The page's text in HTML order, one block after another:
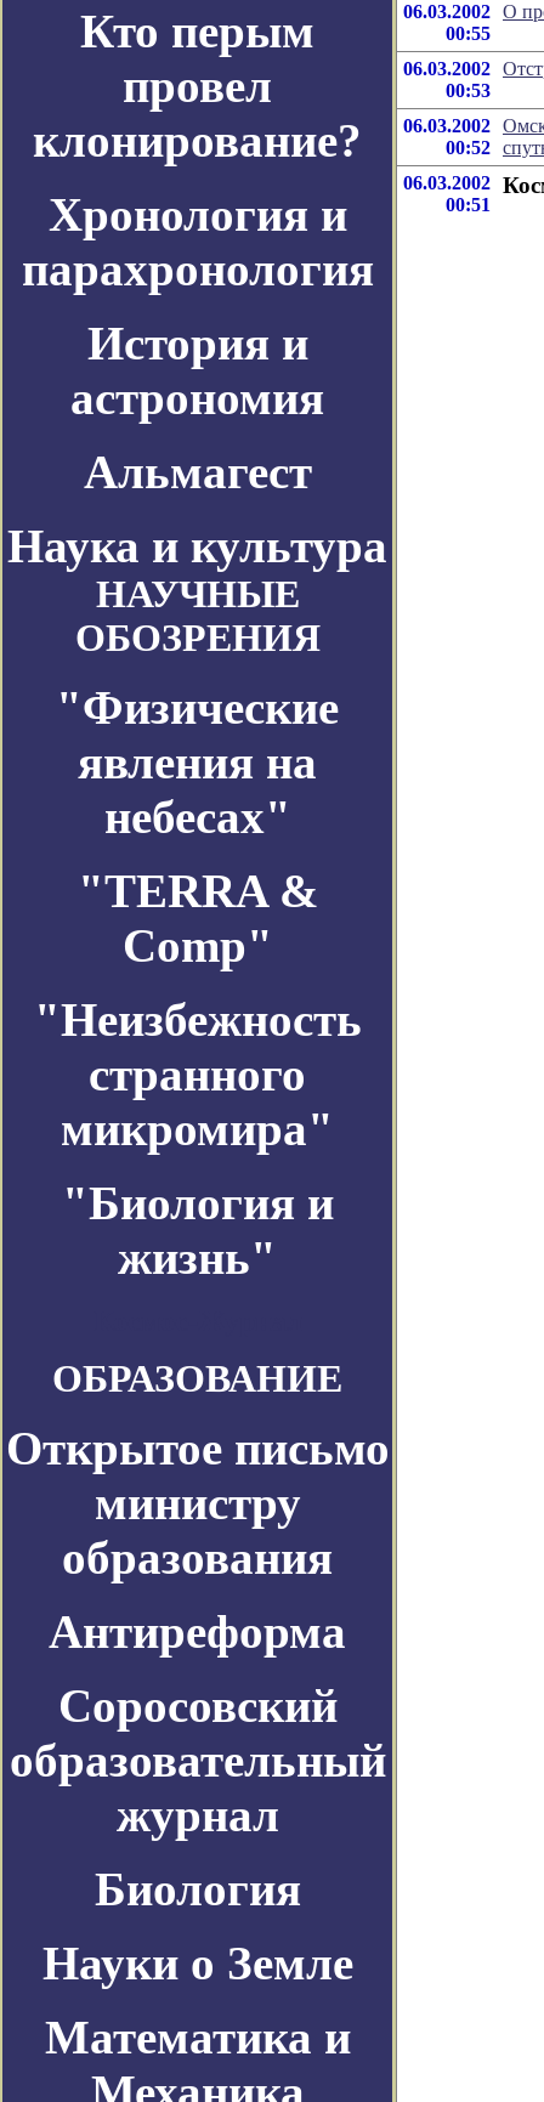
Кто перым
провел
клонирование?
Хронология и
парахронология
История и
астрономия
Альмагест
Наука и культура
НАУЧНЫЕ
ОБОЗРЕНИЯ
"Физические
явления на
небесах"
"TERRA &
Comp"
"Неизбежность
странного
микромира"
"Биология и
жизнь"
ОБРАЗОВАНИЕ
Открытое письмо
министру
образования
Антиреформа
Соросовский
образовательный
журнал
Биология
Науки о Земле
Математика и
06.03.2002
00:55
О
06.03.2002
00:53
06.03.2002
00:52
06.03.2002
00:51